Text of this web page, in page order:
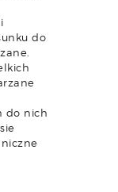
do
do nich